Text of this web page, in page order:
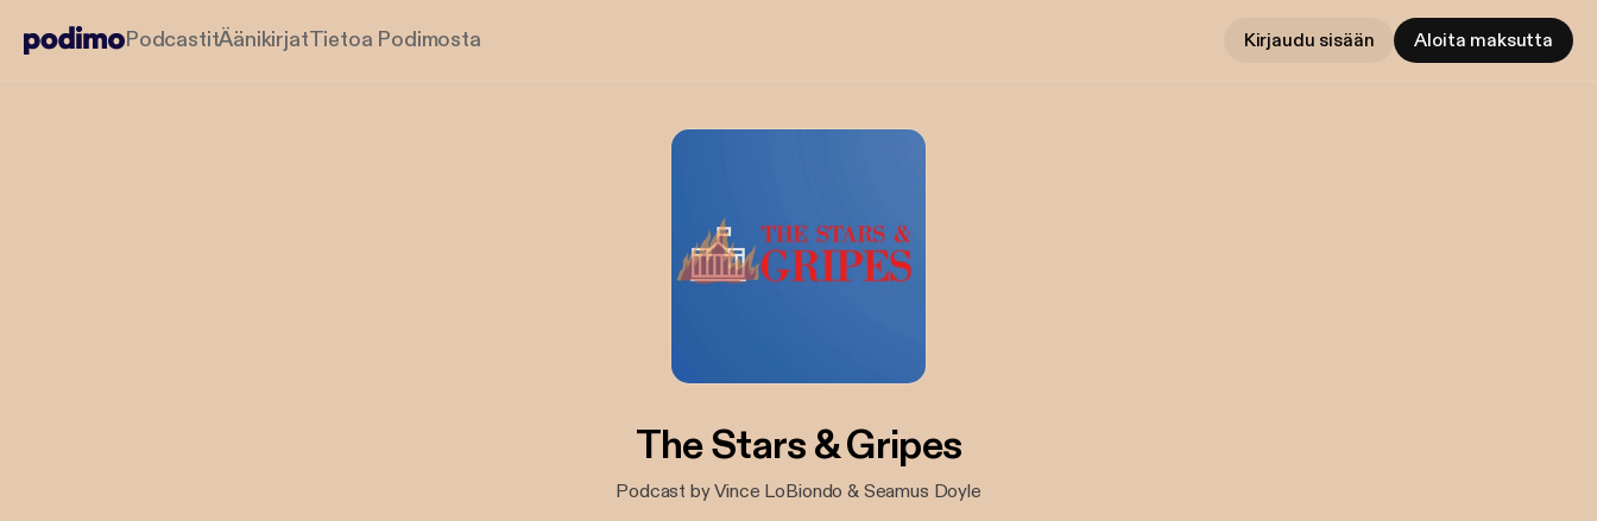
PodcastitÄänikirjatTietoa Podimosta Kirjaudu sisään Aloita maksutta
The Stars & Gripes
Podcast by Vince LoBiondo & Seamus Doyle